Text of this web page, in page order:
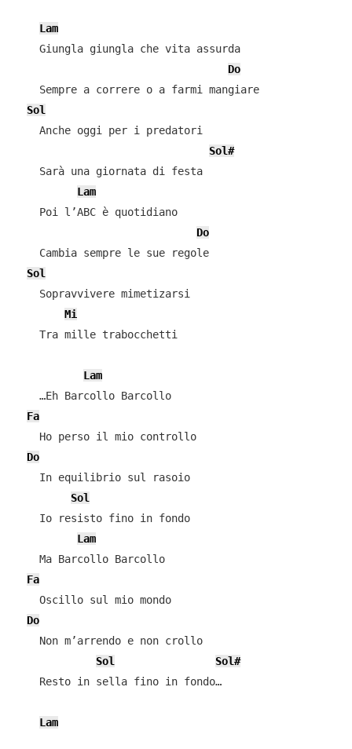
Lam
    Giungla giungla che vita assurda
Do
    Sempre a correre o a farmi mangiare
Sol
    Anche oggi per i predatori
Sol#
    Sarà una giornata di festa
Lam
    Poi l’ABC è quotidiano
Do
    Cambia sempre le sue regole
Sol
    Sopravvivere mimetizarsi
Mi
    Tra mille trabocchetti
Lam
    …Eh Barcollo Barcollo
Fa
    Ho perso il mio controllo
Do
    In equilibrio sul rasoio
Sol
    Io resisto fino in fondo
Lam
    Ma Barcollo Barcollo
Fa
    Oscillo sul mio mondo
Do
    Non m’arrendo e non crollo
Sol
Sol#
    Resto in sella fino in fondo…
Lam